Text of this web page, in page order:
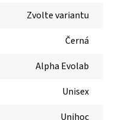
Zvolte variantu
Černá
Alpha Evolab
Unisex
Unihoc